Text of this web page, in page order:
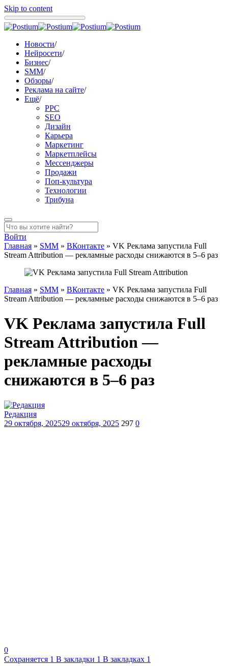
Skip to content
Новости/
Нейросети/
Бизнес/
SMM/
Обзоры/
Реклама на сайте/
Ещё/
PPC
SEO
Дизайн
Карьера
Маркетинг
Маркетплейсы
Мессенджеры
Продажи
Поп-культура
Технологии
Трибуна
Войти
Главная » SMM » ВКонтакте » VK Реклама запустила Full
Stream Attribution — рекламные расходы снижаются в 5–6 раз
Главная » SMM » ВКонтакте » VK Реклама запустила Full
Stream Attribution — рекламные расходы снижаются в 5–6 раз
VK Реклама запустила Full
Stream Attribution —
рекламные расходы
снижаются в 5–6 раз
Редакция
29 октября, 202529 октября, 2025 297 0
0
Сохраняется 1 В закладки 1 В закладках 1